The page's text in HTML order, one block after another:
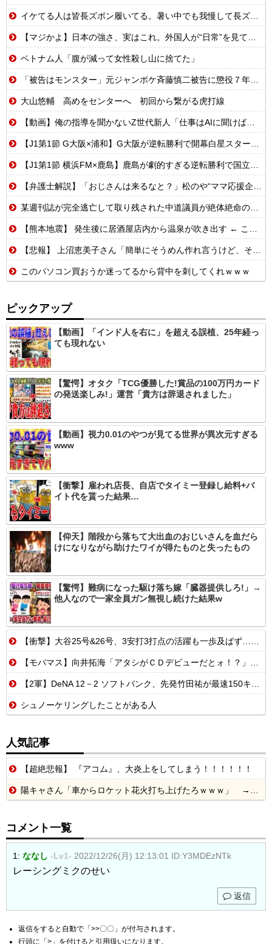
イケてる人は皆長ズボン履いてる。暑い中でも我慢して長ズボン履いてる。半ズボンはモテ無い。厳しいって
【マジかよ】日本の強さ、実はこれ。外国人が“日常”を見て衝撃を受けた理由
ベトナム人「腹が減って女性殺し山に捨てた」
「被告はモンスター」元ジャンポケ斉藤慎二被告に懲役７年求刑でほぼ実刑確実？弁護側の主張が無理筋なワケ
大山悠輔 高めをセンターへ 初回から繋がる虎打線
【動画】俺の指導を聞かないZ世代新人「仕事はAIに聞けば余裕w」俺「AI以下でごめんね」→指導やめて放置プレイした結果w
【J1第1節 G大阪×浦和】G大阪が逆転勝利で開幕白星スタート！数的優位の中で逆転を許す苦しい展開も終盤に再逆転に成功
【J1第1節 横浜FM×鹿島】鹿島が劇的すぎる逆転勝利で国立での開幕戦制す！後半ATにチャヴリッチが2ゴールの大活躍
【弁護士解説】「おじさんは来るなと？」松のや“ママ応援企画”に批判殺到→謝罪…キャンペーンは「男女差別」だったのか
某週刊誌が完全逃亡して取り残された中道議員が絶体絶命の窮地、「今度は宏池会に矛先を向けたか……」と節操の無さに呆れる人が続出
【熊本地震】 発生後に居酒屋店内から温泉が吹き出す ← これ前触れじゃね？
【悲報】 上沼恵美子さん「簡単にそうめん作れ言うけど、そうめん作りて地獄なんよ」
このパソコン買おうか迷ってるから背中を刺してくれｗｗｗ
ピックアップ
【動画】「インド人を右に」を超える誤植、25年経っ
ても現れない
【驚愕】オタク「TCG優勝した!賞品の100万円カード
の発送楽しみ!」運営「貴方は辞退されました」
【動画】視力0.01のやつが見てる世界が異次元すぎる
www
【衝撃】雇われ店長、自店でタイミー登録し給料+バ
イト代を貰った結果…
【仰天】階段から落ちて大出血のおじいさんを血だら
けになりながら助けたワイが得たものと失ったもの
【驚愕】難病になった駆け落ち嫁「臓器提供しろ!」→
他人なので一家全員ガン無視し続けた結果w
【衝撃】大谷25号&26号、3安打3打点の活躍も一歩及ばず…それでも希望を見出すLADファン反応集 MLB2026シーズン 8.
【モバマス】向井拓海「アタシがＣＤデビューだとォ！？」 高垣楓「ﾋｬｳｨｺﾞｰ ｶﾓﾝｯ」
【2軍】DeNA 12－2 ソフトバンク、先発竹田祐が最速150キロストレートで6回無失点！打線は5回6者連続ヒット・全員出塁の9点で圧勝
シュノーケリングしたことがある人
人気記事
【超絶悲報】 『アコム』、大炎上をしてしまう！！！！！！
陽キャさん「車からロケット花火打ち上げたろｗｗｗ」 → サンルーフが閉まっていて無事車内に発射
コメント一覧
1: ななし -Lv1- 2022/12/26(月) 12:13:01 ID:Y3MDEzNTk
レーシングミクのせい
返信
返信をすると自動で「>>〇〇」が付与されます。
行頭に「>」を付けると引用扱いになります。